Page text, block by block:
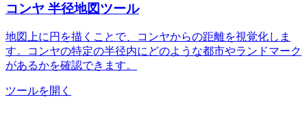
コンヤ 半径地図ツール
地図上に円を描くことで、コンヤからの距離を視覚化しま
す。コンヤの特定の半径内にどのような都市やランドマーク
があるかを確認できます。
ツールを開く